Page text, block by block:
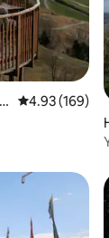
Calificación
4.93 (169)